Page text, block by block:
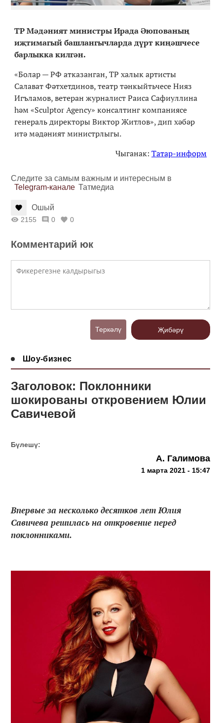
ТР Мәдәният министры Ирада Әюпованың
иҗтимагый башлангычларда дүрт киңәшчесе
барлыкка килгән.
«Болар — РФ атказанган, ТР халык артисты
Салават Фәтхетдинов, театр тәнкыйтьчесе Нияз
Игъламов, ветеран журналист Раиса Сафиуллина
һәм «Sculptor Agency» консалтинг компаниясе
генераль директоры Виктор Житлов», дип хәбәр
итә мәдәният министрлыгы.
Чыганак: Татар-информ
Следите за самым важным и интересным в
Telegram-канале Татмедиа
Ошый
2155 0 0
Комментарий юк
Теркәлү Җибәрү
Шоу-бизнес
Заголовок: Поклонники
шокированы откровением Юлии
Савичевой
Бүлешү:
А. Галимова
1 марта 2021 - 15:47
Впервые за несколько десятков лет Юлия
Савичева решилась на откровение перед
поклонниками.